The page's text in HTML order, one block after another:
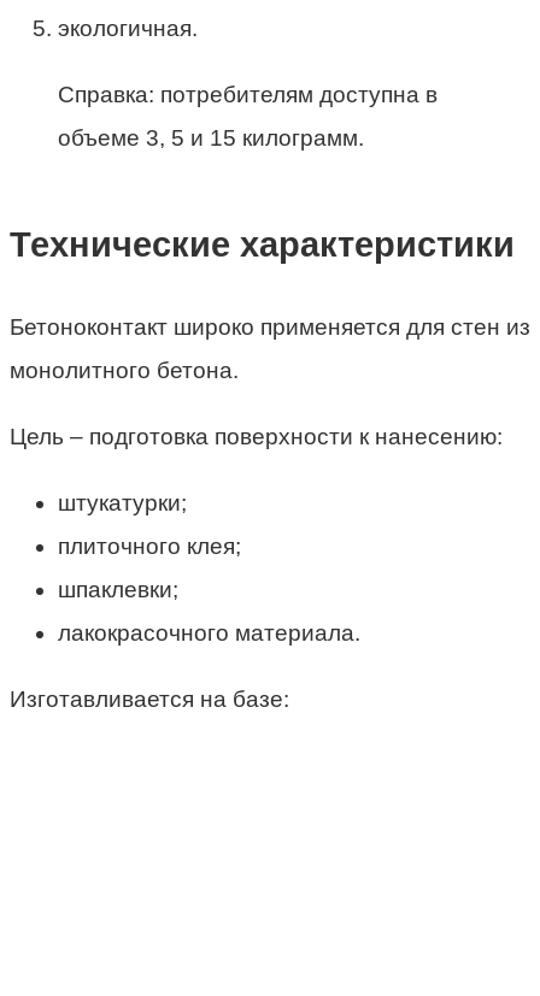
экологичная.
Справка: потребителям доступна в
объеме 3, 5 и 15 килограмм.
Технические характеристики
Бетоноконтакт широко применяется для стен из
монолитного бетона.
Цель – подготовка поверхности к нанесению:
штукатурки;
плиточного клея;
шпаклевки;
лакокрасочного материала.
Изготавливается на базе: